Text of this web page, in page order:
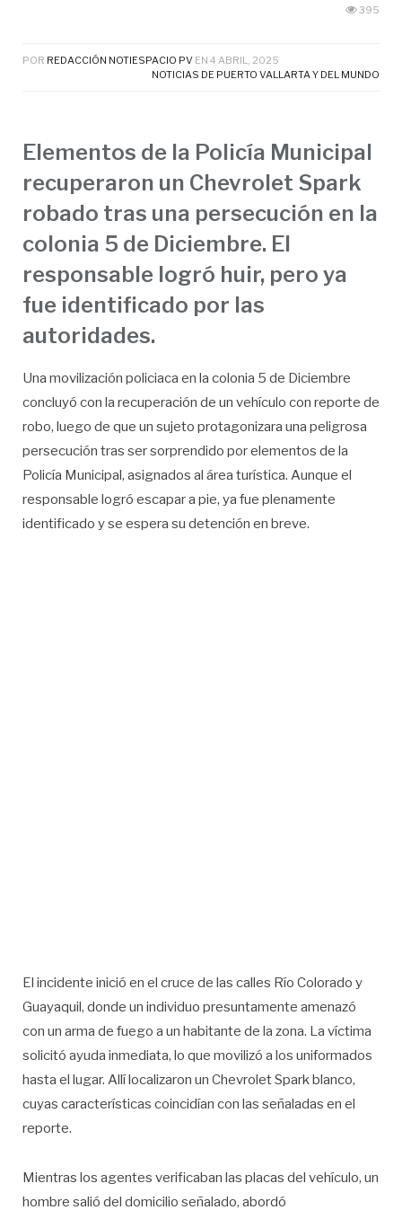
395
POR REDACCIÓN NOTIESPACIO PV EN 4 ABRIL, 2025
NOTICIAS DE PUERTO VALLARTA Y DEL MUNDO
Elementos de la Policía Municipal
recuperaron un Chevrolet Spark
robado tras una persecución en la
colonia 5 de Diciembre. El
responsable logró huir, pero ya
fue identificado por las
autoridades.
Una movilización policiaca en la colonia 5 de Diciembre
concluyó con la recuperación de un vehículo con reporte de
robo, luego de que un sujeto protagonizara una peligrosa
persecución tras ser sorprendido por elementos de la
Policía Municipal, asignados al área turística. Aunque el
responsable logró escapar a pie, ya fue plenamente
identificado y se espera su detención en breve.
El incidente inició en el cruce de las calles Río Colorado y
Guayaquil, donde un individuo presuntamente amenazó
con un arma de fuego a un habitante de la zona. La víctima
solicitó ayuda inmediata, lo que movilizó a los uniformados
hasta el lugar. Allí localizaron un Chevrolet Spark blanco,
cuyas características coincidían con las señaladas en el
reporte.
Mientras los agentes verificaban las placas del vehículo, un
hombre salió del domicilio señalado, abordó